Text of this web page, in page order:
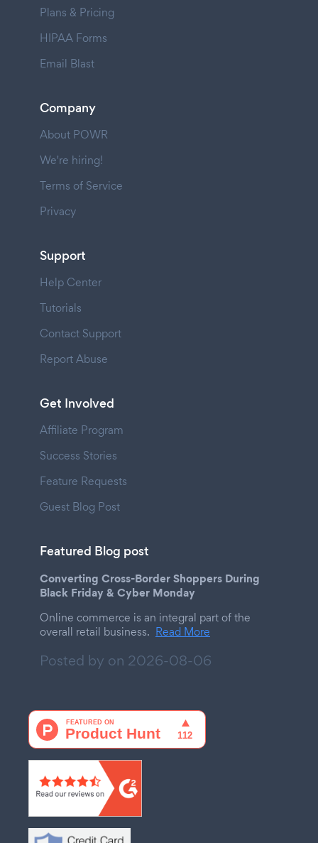
Plans & Pricing
HIPAA Forms
Email Blast
Company
About POWR
We're hiring!
Terms of Service
Privacy
Support
Help Center
Tutorials
Contact Support
Report Abuse
Get Involved
Affiliate Program
Success Stories
Feature Requests
Guest Blog Post
Featured Blog post
Converting Cross-Border Shoppers During
Black Friday & Cyber Monday
Online commerce is an integral part of the
overall retail business. Read More
Posted by on 2026-08-06